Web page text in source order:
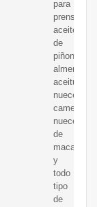
para
prensar
aceite
de
piñones,
almendras,
aceitunas,
nueces,
camelia,
nueces
de
y
todo
tipo
de